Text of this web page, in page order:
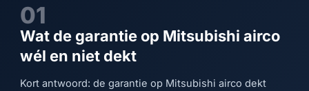
01
Wat de garantie op Mitsubishi airco
wél en niet dekt
Kort antwoord: de garantie op Mitsubishi airco dekt